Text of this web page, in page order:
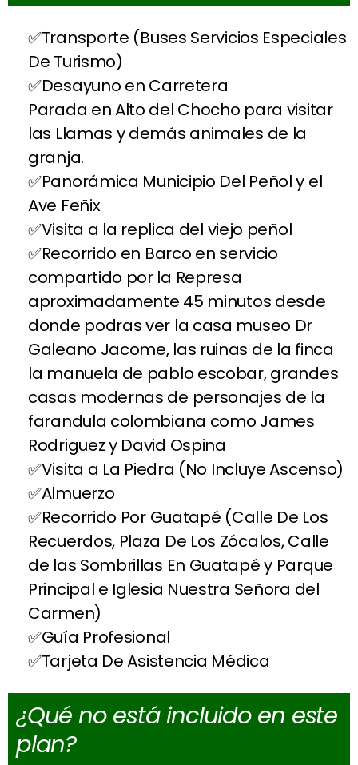
Transporte (Buses Servicios Especiales
De Turismo)
Desayuno en Carretera
Parada en Alto del Chocho para visitar
las Llamas y demás animales de la
granja.
Panorámica Municipio Del Peñol y el
Ave Feñix
Visita a la replica del viejo peñol
Recorrido en Barco en servicio
compartido por la Represa
aproximadamente 45 minutos desde
donde podras ver la casa museo Dr
Galeano Jacome, las ruinas de la finca
la manuela de pablo escobar, grandes
casas modernas de personajes de la
farandula colombiana como James
Rodriguez y David Ospina
Visita a La Piedra (No Incluye Ascenso)
Almuerzo
Recorrido Por Guatapé (Calle De Los
Recuerdos, Plaza De Los Zócalos, Calle
de las Sombrillas En Guatapé y Parque
Principal e Iglesia Nuestra Señora del
Carmen)
Guía Profesional
Tarjeta De Asistencia Médica
¿Qué no está incluido en este
plan?